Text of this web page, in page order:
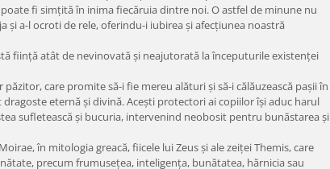
fi simțită în inima fiecăruia dintre noi. O astfel de minune nu
a-l ocroti de rele, oferindu-i iubirea și afecțiunea noastră
ființă atât de nevinovată și neajutorată la începuturile existenței
care promite să-i fie mereu alături și să-i călăuzească pașii în
eternă și divină. Acești protectori ai copiilor își aduc harul
sufletească și bucuria, intervenind neobosit pentru bunăstarea și
în mitologia greacă, fiicele lui Zeus și ale zeiței Themis, care
precum frumusețea, inteligența, bunătatea, hărnicia sau